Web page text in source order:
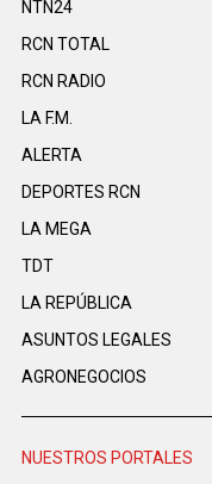
NTN24
RCN TOTAL
RCN RADIO
LA F.M.
ALERTA
DEPORTES RCN
LA MEGA
TDT
LA REPÚBLICA
ASUNTOS LEGALES
AGRONEGOCIOS
NUESTROS PORTALES